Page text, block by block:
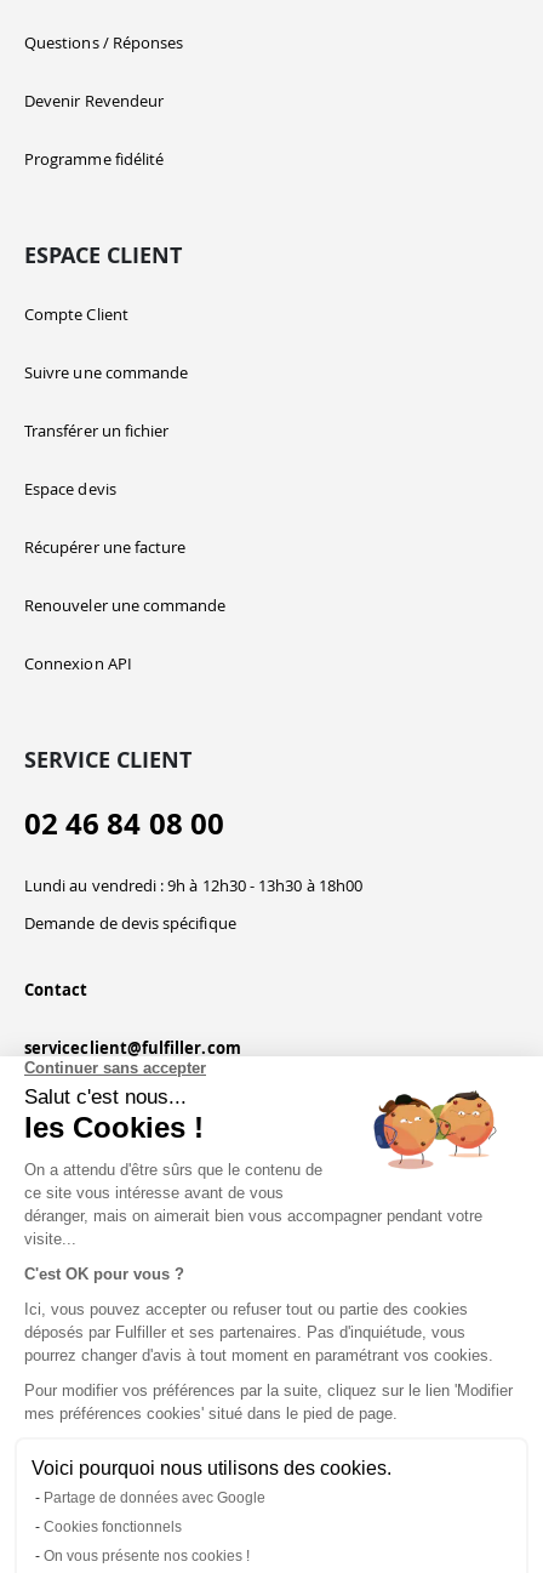
Continuer sans accepter
Salut c'est nous...
les Cookies !
On a attendu d'être sûrs que le contenu de
ce site vous intéresse avant de vous
déranger, mais on aimerait bien vous accompagner pendant votre
visite...
C'est OK pour vous ?
Ici, vous pouvez accepter ou refuser tout ou partie des cookies
déposés par Fulfiller et ses partenaires. Pas d'inquiétude, vous
pourrez changer d'avis à tout moment en paramétrant vos cookies.
Pour modifier vos préférences par la suite, cliquez sur le lien 'Modifier
mes préférences cookies' situé dans le pied de page.
Voici pourquoi nous utilisons des cookies.
Partage de données avec Google
Cookies fonctionnels
On vous présente nos cookies !
Questions / Réponses
Devenir Revendeur
Programme fidélité
ESPACE CLIENT
Compte Client
Suivre une commande
Transférer un fichier
Espace devis
Récupérer une facture
Renouveler une commande
Connexion API
SERVICE CLIENT
02 46 84 08 00
Lundi au vendredi : 9h à 12h30 - 13h30 à 18h00
Demande de devis spécifique
Contact
serviceclient@fulfiller.com
CGU & CGV | Mentions légales |
Politique de confidentialité | Contact
Modifier mes préférences cookies
Tous droits réservés © Fulfiller
Vos données sont sécurisées et confidentielles.